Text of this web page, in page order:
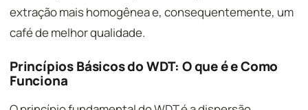
extração mais homogênea e, consequentemente, um
café de melhor qualidade.
Princípios Básicos do WDT: O que é e Como
Funciona